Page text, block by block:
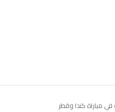
مباراة كندا وقطر